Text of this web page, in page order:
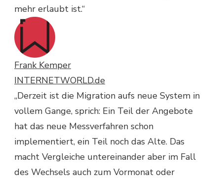
mehr erlaubt ist.“
Frank Kemper
INTERNETWORLD.de
„Derzeit ist die Migration aufs neue System in
vollem Gange, sprich: Ein Teil der Angebote
hat das neue Messverfahren schon
implementiert, ein Teil noch das Alte. Das
macht Vergleiche untereinander aber im Fall
des Wechsels auch zum Vormonat oder